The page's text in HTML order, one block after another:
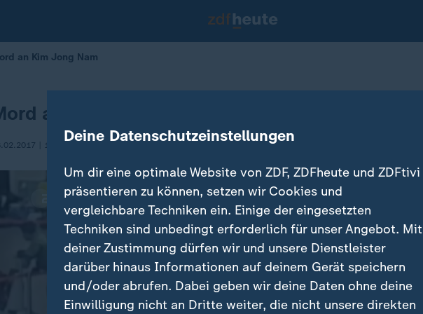
an Kim Jong Nam
an Kim Jong Nam
| 14:44 Deine Datenschutzeinstellungen
Um dir eine optimale Website von ZDF, ZDFheute und ZDFtivi
präsentieren zu können, setzen wir Cookies und
vergleichbare Techniken ein. Einige der eingesetzten
Techniken sind unbedingt erforderlich für unser Angebot. Mit
deiner Zustimmung dürfen wir und unsere Dienstleister
darüber hinaus Informationen auf deinem Gerät speichern
und/oder abrufen. Dabei geben wir deine Daten ohne deine
Einwilligung nicht an Dritte weiter, die nicht unsere direkten